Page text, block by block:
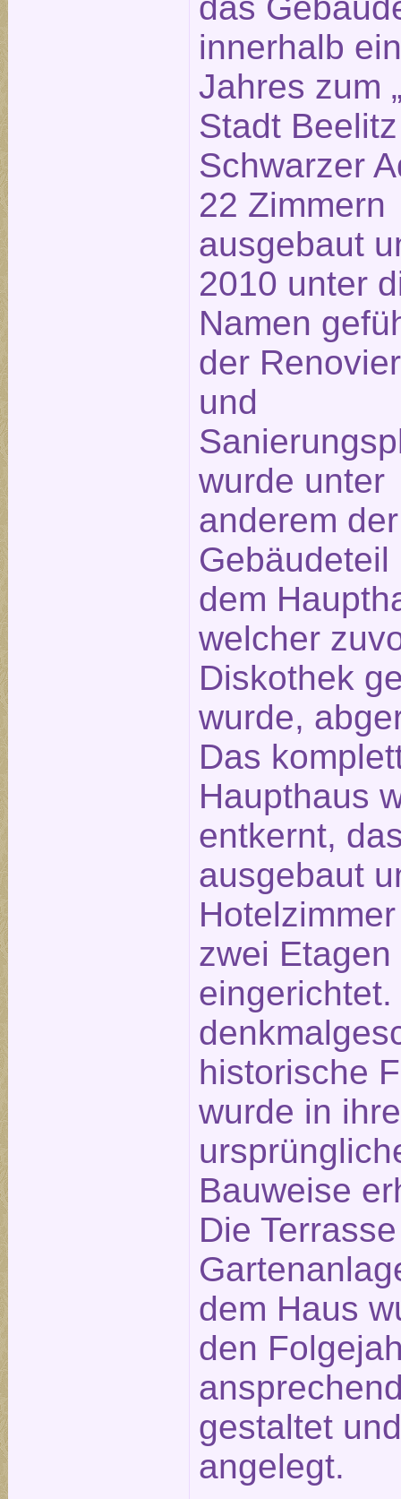
innerhalb
Jahres zum
Stadt
Schwarzer
22 Zimmern
ausgebaut
2010 unter
Namen
der
und
wurde unter
anderem der
Gebäudeteil
dem
welcher
Diskothek
wurde,
Das
Haupthaus
entkernt,
ausgebaut
zwei Etagen
eingerichtet.
historische
wurde in
Bauweise
Die
dem Haus
den
gestaltet und
angelegt.